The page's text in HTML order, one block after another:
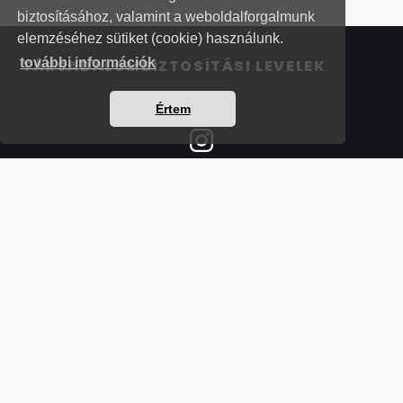
biztosításához, valamint a weboldalforgalmunk
elemzéséhez sütiket (cookie) használunk.
további információk
Értem
TÁRSADALOMBIZTOSÍTÁSI LEVELEK